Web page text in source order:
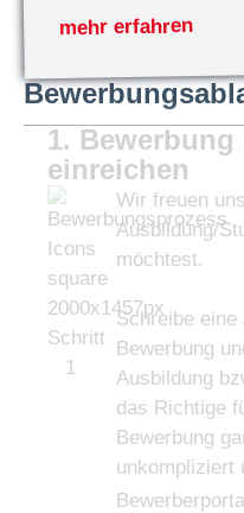
mehr erfahren
1.
einreichen
Wir freuen
Ausbildung/
möchtest.
Schreibe
Bewerbung
Ausbildung
das Richtige
Bewerbung
unkompliziert